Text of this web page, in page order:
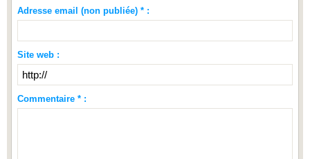
Adresse email (non publiée) * :
Site web :
Commentaire * :